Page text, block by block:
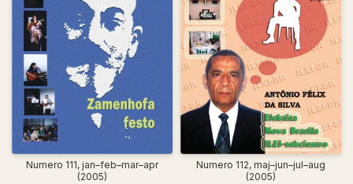
Numero 111, jan–feb–mar–apr
(2005)
Numero 112, maj–jun–jul–aug
(2005)